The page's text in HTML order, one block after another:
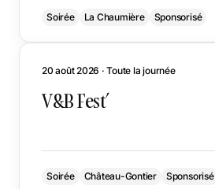
Soirée La Chaumière Sponsorisé
20 août 2026 · Toute la journée
V&B Fest’
Soirée Château-Gontier Sponsorisé